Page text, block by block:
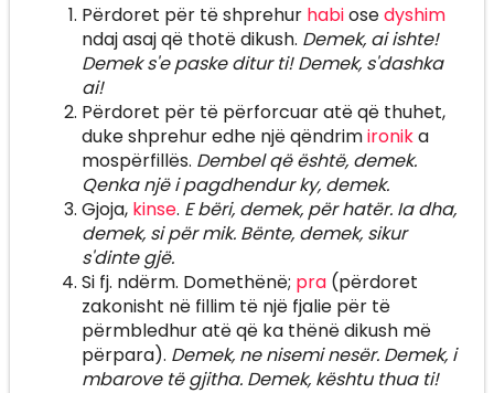
Përdoret për të shprehur habiosedyshim
ndaj asaj që thotë dikush. Demek, ai ishte!
Demek s'e paske ditur ti! Demek, s'dashka
ai!
Përdoret për të përforcuar atë që thuhet,
duke shprehur edhe një qëndrimironika
mospërfillës. Dembel që është, demek.
Qenka një i pagdhendur ky, demek.
Gjoja, kinse. E bëri, demek, për hatër. Ia dha,
demek, si për mik. Bënte, demek, sikur
s'dinte gjë.
Si fj. ndërm. Domethënë; pra(përdoret
zakonisht në fillim të një fjalie për të
përmbledhur atë që ka thënë dikush më
përpara). Demek, ne nisemi nesër. Demek, i
mbarove të gjitha. Demek, kështu thua ti!